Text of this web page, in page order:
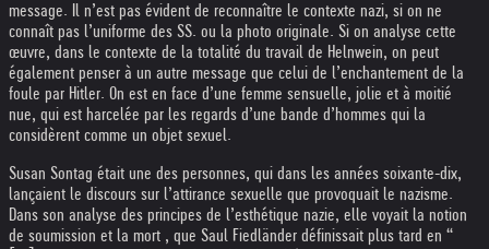
message. Il n’est pas évident de reconnaître le contexte nazi, si on ne
connaît pas l’uniforme des SS. ou la photo originale. Si on analyse cette
œuvre, dans le contexte de la totalité du travail de Helnwein, on peut
également penser à un autre message que celui de l’enchantement de la
foule par Hitler. On est en face d’une femme sensuelle, jolie et à moitié
nue, qui est harcelée par les regards d’une bande d’hommes qui la
considèrent comme un objet sexuel.
Susan Sontag était une des personnes, qui dans les années soixante-dix,
lançaient le discours sur l’attirance sexuelle que provoquait le nazisme.
Dans son analyse des principes de l’esthétique nazie, elle voyait la notion
de soumission et la mort , que Saul Fiedländer définissait plus tard en “